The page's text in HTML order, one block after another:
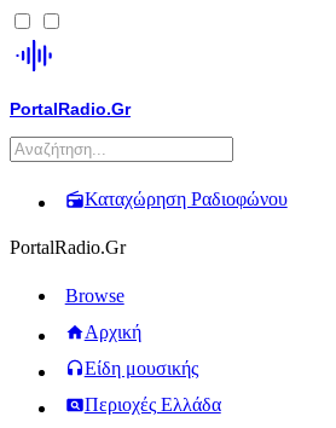
PortalRadio.Gr
Καταχώρηση Ραδιοφώνου
PortalRadio.Gr
Browse
Αρχική
Είδη μουσικής
Περιοχές Ελλάδα